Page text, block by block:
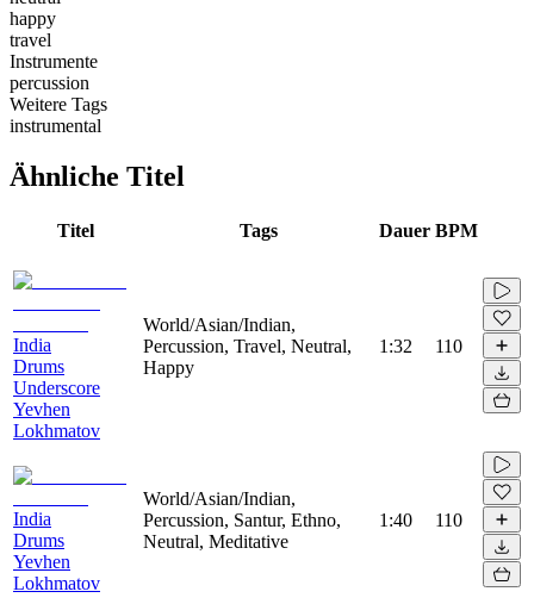
happy
travel
Instrumente
percussion
Weitere Tags
instrumental
Ähnliche Titel
Titel Tags Dauer BPM
India
Drums
Underscore
Yevhen
Lokhmatov
World/Asian/Indian,
Percussion, Travel, Neutral,
Happy
1:32 110
India
Drums
Yevhen
Lokhmatov
World/Asian/Indian,
Percussion, Santur, Ethno,
Neutral, Meditative
1:40 110